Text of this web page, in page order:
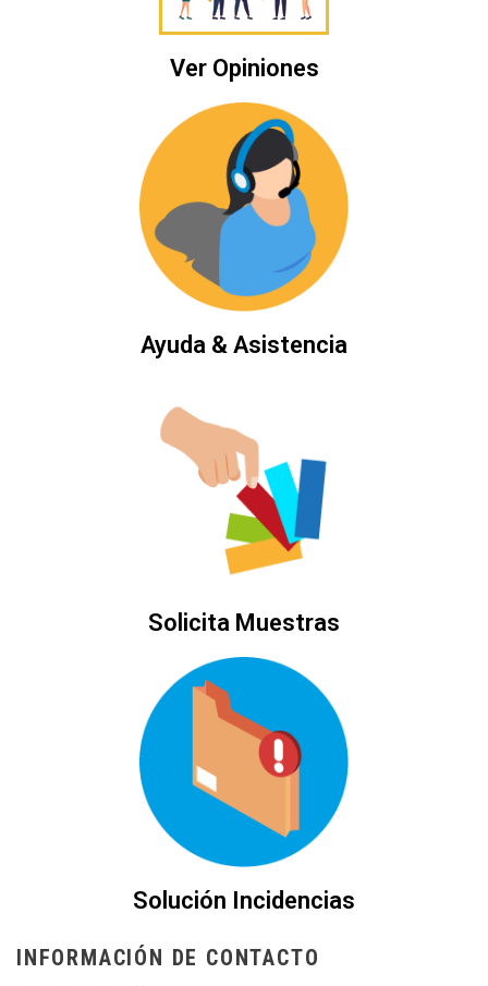
Ver Opiniones
Ayuda & Asistencia
Solicita Muestras
Solución Incidencias
INFORMACIÓN DE CONTACTO